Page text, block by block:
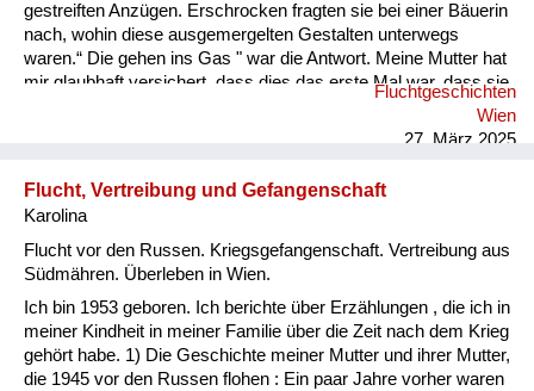
gestreiften Anzügen. Erschrocken fragten sie bei einer Bäuerin
nach, wohin diese ausgemergelten Gestalten unterwegs
waren.“ Die gehen ins Gas " war die Antwort. Meine Mutter hat
mir glaubhaft versichert, dass dies das erste Mal war, dass sie
und ihre Freundinnen von den grauenhaften Vorgängen in den
für Kriminelle . Die Bewohner der Umgebung eines KZ wus...
Fluchtgeschichten
Wien
27. März 2025
Flucht, Vertreibung und Gefangenschaft
Karolina
Flucht vor den Russen. Kriegsgefangenschaft. Vertreibung aus
Südmähren. Überleben in Wien.
Ich bin 1953 geboren. Ich berichte über Erzählungen , die ich in
meiner Kindheit in meiner Familie über die Zeit nach dem Krieg
gehört habe. 1) Die Geschichte meiner Mutter und ihrer Mutter,
die 1945 vor den Russen flohen : Ein paar Jahre vorher waren